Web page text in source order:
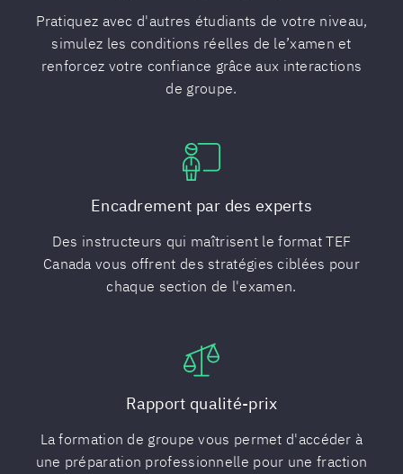
Pratiquez avec d'autres étudiants de votre niveau,
simulez les conditions réelles de le’xamen et
renforcez votre confiance grâce aux interactions
de groupe.
Encadrement par des experts
Des instructeurs qui maîtrisent le format TEF
Canada vous offrent des stratégies ciblées pour
chaque section de l'examen.
Rapport qualité-prix
La formation de groupe vous permet d'accéder à
une préparation professionnelle pour une fraction